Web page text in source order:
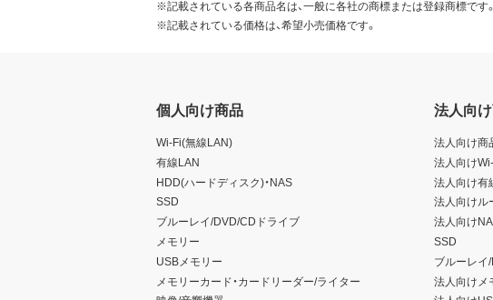
※記載されている各商品名は、一般に各社の商標または登録商標です。
※記載されている価格は、希望小売価格です。
個人向け商品
Wi-Fi(無線LAN)
有線LAN
HDD(ハードディスク)・NAS
SSD
ブルーレイ/DVD/CDドライブ
メモリー
USBメモリー
メモリーカード・カードリーダー/ライター
法人向
法人向け商
法人向け
法人向け有
法人向けル
法人向け
SSD
ブルーレイ
法人向けメ